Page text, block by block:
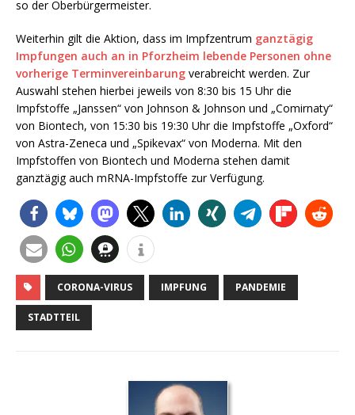
so der Oberbürgermeister.
Weiterhin gilt die Aktion, dass im Impfzentrum ganztägig
Impfungen auch an in Pforzheim lebende Personen ohne
vorherige Terminvereinbarung verabreicht werden. Zur
Auswahl stehen hierbei jeweils von 8:30 bis 15 Uhr die
Impfstoffe „Janssen“ von Johnson & Johnson und „Comirnaty“
von Biontech, von 15:30 bis 19:30 Uhr die Impfstoffe „Oxford“
von Astra-Zeneca und „Spikevax“ von Moderna. Mit den
Impfstoffen von Biontech und Moderna stehen damit
ganztägig auch mRNA-Impfstoffe zur Verfügung.
CORONA-VIRUS IMPFUNG PANDEMIE
STADTTEIL